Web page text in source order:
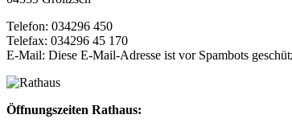
Telefon: 034296 450
Telefax: 034296 45 170
E-Mail: Diese E-Mail-Adresse ist vor Spambots
Öffnungszeiten Rathaus: